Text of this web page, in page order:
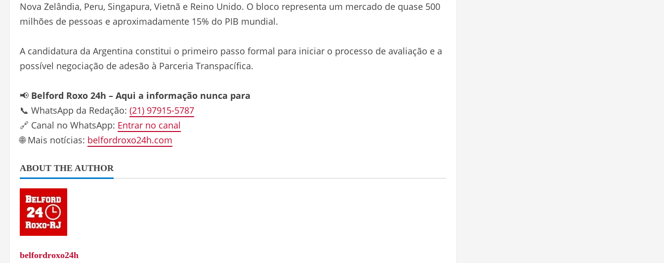
Nova Zelândia, Peru, Singapura, Vietnã e Reino Unido. O bloco representa um mercado de quase 500
milhões de pessoas e aproximadamente 15% do PIB mundial.
A candidatura da Argentina constitui o primeiro passo formal para iniciar o processo de avaliação e a
possível negociação de adesão à Parceria Transpacífica.
📢 Belford Roxo 24h – Aqui a informação nunca para
📞 WhatsApp da Redação: (21) 97915-5787
🔗 Canal no WhatsApp: Entrar no canal
🌐 Mais notícias: belfordroxo24h.com
ABOUT THE AUTHOR
belfordroxo24h